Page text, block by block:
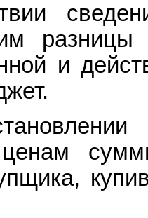
разницы
и